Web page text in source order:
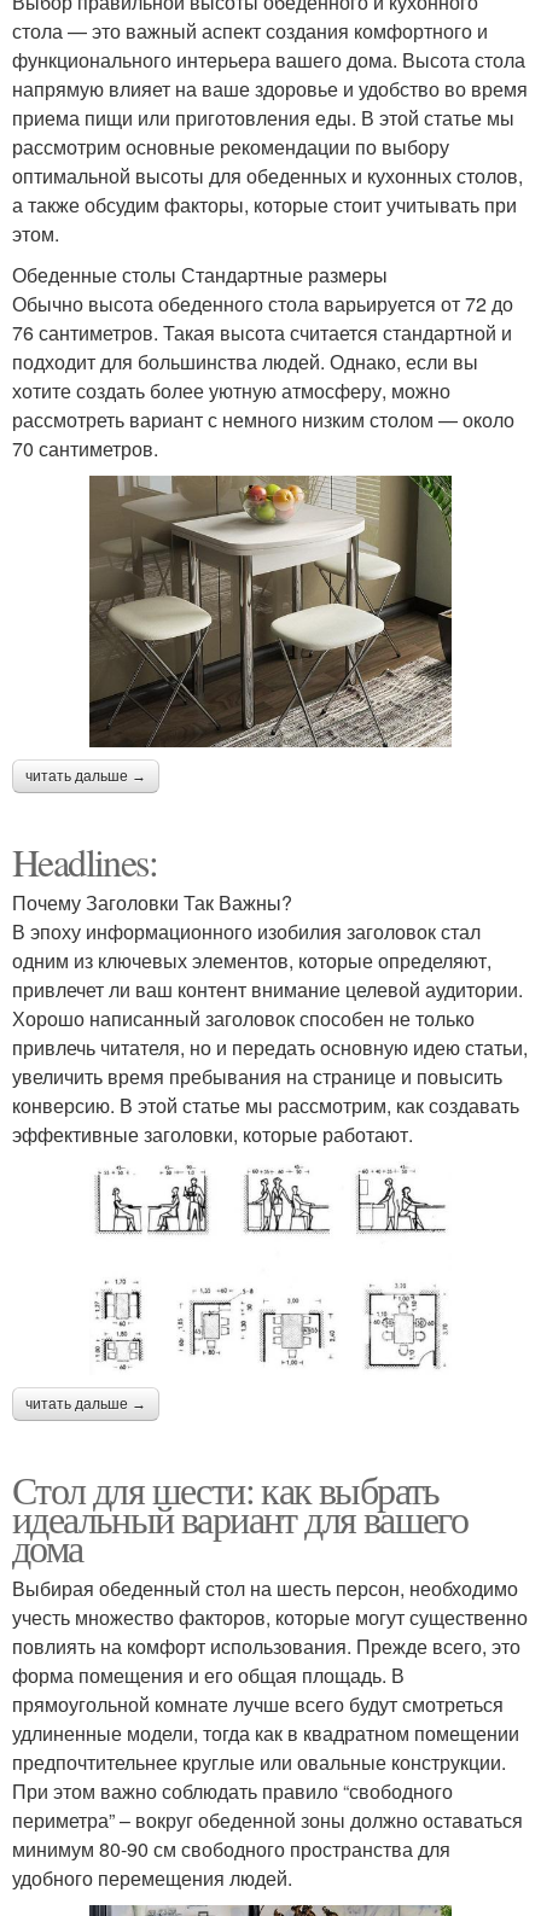
стола — это важный аспект создания комфортного и
функционального интерьера вашего дома. Высота стола
напрямую влияет на ваше здоровье и удобство во время
приема пищи или приготовления еды. В этой статье мы
рассмотрим основные рекомендации по выбору
оптимальной высоты для обеденных и кухонных столов,
а также обсудим факторы, которые стоит учитывать при
этом.
Обеденные столы Стандартные размеры
Обычно высота обеденного стола варьируется от 72 до
76 сантиметров. Такая высота считается стандартной и
подходит для большинства людей. Однако, если вы
хотите создать более уютную атмосферу, можно
рассмотреть вариант с немного низким столом — около
70 сантиметров.
читать дальше →
Headlines:
Почему Заголовки Так Важны?
В эпоху информационного изобилия заголовок стал
одним из ключевых элементов, которые определяют,
привлечет ли ваш контент внимание целевой аудитории.
Хорошо написанный заголовок способен не только
привлечь читателя, но и передать основную идею статьи,
увеличить время пребывания на странице и повысить
конверсию. В этой статье мы рассмотрим, как создавать
эффективные заголовки, которые работают.
читать дальше →
Стол для шести: как выбрать
идеальный вариант для вашего
дома
Выбирая обеденный стол на шесть персон, необходимо
учесть множество факторов, которые могут существенно
повлиять на комфорт использования. Прежде всего, это
форма помещения и его общая площадь. В
прямоугольной комнате лучше всего будут смотреться
удлиненные модели, тогда как в квадратном помещении
предпочтительнее круглые или овальные конструкции.
При этом важно соблюдать правило “свободного
периметра” – вокруг обеденной зоны должно оставаться
минимум 80-90 см свободного пространства для
удобного перемещения людей.